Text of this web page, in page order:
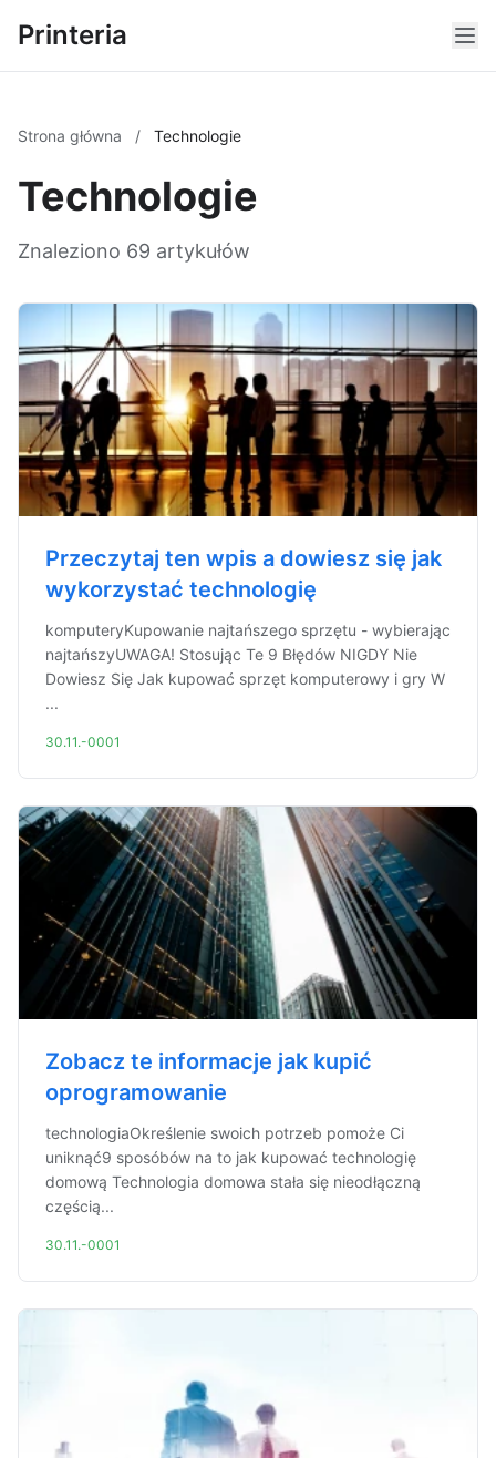
Printeria
Strona główna / Technologie
Technologie
Znaleziono 69 artykułów
Przeczytaj ten wpis a dowiesz się jak
wykorzystać technologię
komputeryKupowanie najtańszego sprzętu - wybierając
najtańszyUWAGA! Stosując Te 9 Błędów NIGDY Nie
Dowiesz Się Jak kupować sprzęt komputerowy i gry W
...
30.11.-0001
Zobacz te informacje jak kupić
oprogramowanie
technologiaOkreślenie swoich potrzeb pomoże Ci
uniknąć9 sposóbów na to jak kupować technologię
domową Technologia domowa stała się nieodłączną
częścią...
30.11.-0001